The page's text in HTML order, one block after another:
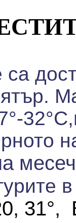
31°,